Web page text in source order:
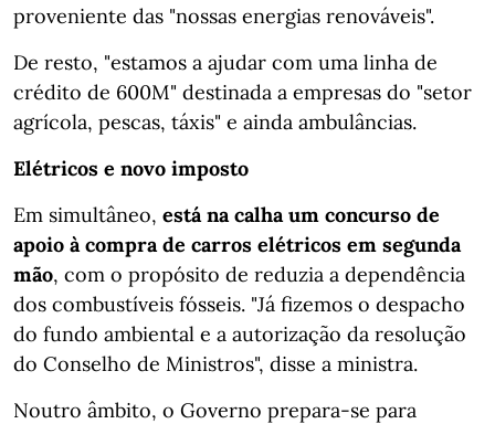
proveniente das "nossas energias renováveis".
De resto, "estamos a ajudar com uma linha de
crédito de 600M" destinada a empresas do "setor
agrícola, pescas, táxis" e ainda ambulâncias.
Elétricos e novo imposto
Em simultâneo, está na calha um concurso de
apoio à compra de carros elétricos em segunda
mão, com o propósito de reduzia a dependência
dos combustíveis fósseis. "Já fizemos o despacho
do fundo ambiental e a autorização da resolução
do Conselho de Ministros", disse a ministra.
Noutro âmbito, o Governo prepara-se para